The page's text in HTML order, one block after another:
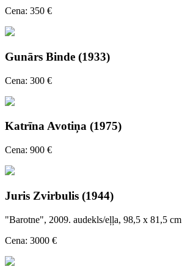
Cena: 350 €
Gunārs Binde (1933)
Cena: 300 €
Katrīna Avotiņa (1975)
Cena: 900 €
Juris Zvirbulis (1944)
"Barotne", 2009. audekls/eļļa, 98,5 x 81,5 cm
Cena: 3000 €